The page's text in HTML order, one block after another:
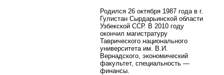
Родился 26 октября 1987 года в г.
Гулистан Сырдарьинской области
Узбекской ССР. В 2010 году
окончил магистратуру
Таврического национального
университета им. В.И.
Вернадского, экономический
факультет, специальность —
финансы.